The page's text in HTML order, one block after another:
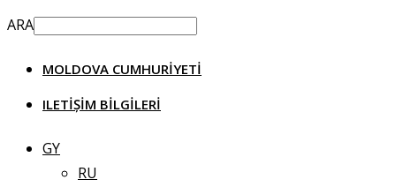
ARA
MOLDOVA CUMHURIYETI
ILETIȘIM BILGILERI
GY
RU